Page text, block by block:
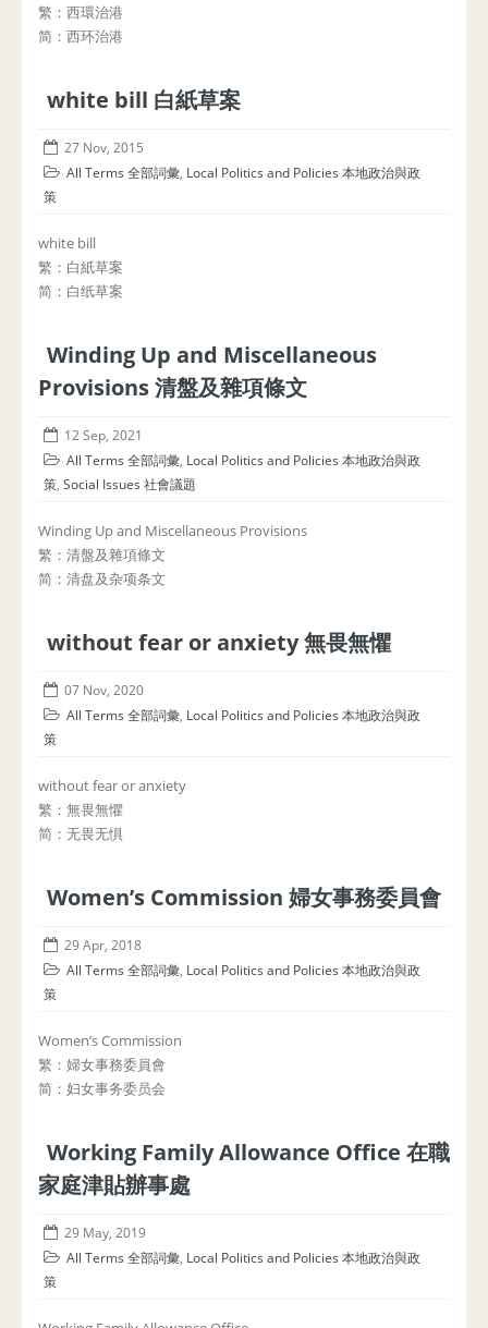
繁：西環治港
简：西环治港
white bill 白紙草案
27 Nov, 2015
All Terms 全部詞彙, Local Politics and Policies 本地政治與政
策
white bill
繁：白紙草案
简：白纸草案
Winding Up and Miscellaneous
Provisions 清盤及雜項條文
12 Sep, 2021
All Terms 全部詞彙, Local Politics and Policies 本地政治與政
策, Social Issues 社會議題
Winding Up and Miscellaneous Provisions
繁：清盤及雜項條文
简：清盘及杂项条文
without fear or anxiety 無畏無懼
07 Nov, 2020
All Terms 全部詞彙, Local Politics and Policies 本地政治與政
策
without fear or anxiety
繁：無畏無懼
简：无畏无惧
Women’s Commission 婦女事務委員會
29 Apr, 2018
All Terms 全部詞彙, Local Politics and Policies 本地政治與政
策
Women’s Commission
繁：婦女事務委員會
简：妇女事务委员会
Working Family Allowance Office 在職
家庭津貼辦事處
29 May, 2019
All Terms 全部詞彙, Local Politics and Policies 本地政治與政
策